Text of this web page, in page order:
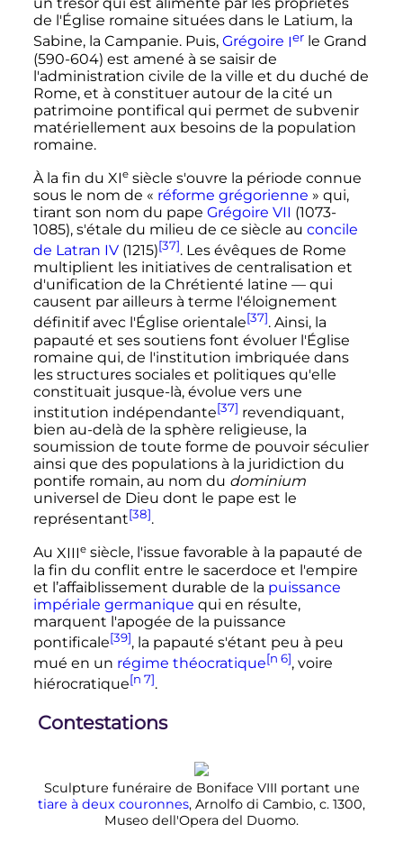
de l'Église romaine situées dans le Latium, la
Sabine, la Campanie. Puis, Grégoire Ierle Grand
(590-604) est amené à se saisir de
l'administration civile de la ville et du duché de
Rome, et à constituer autour de la cité un
patrimoine pontifical qui permet de subvenir
matériellement aux besoins de la population
romaine.
À la fin du XIe siècle s'ouvre la période connue
sous le nom de « réforme grégorienne » qui,
tirant son nom du pape Grégoire VII (1073-
1085), s'étale du milieu de ce siècle au concile
de Latran IV(1215)[37]. Les évêques de Rome
multiplient les initiatives de centralisation et
d'unification de la Chrétienté latine — qui
causent par ailleurs à terme l'éloignement
définitif avec l'Église orientale[37]. Ainsi, la
papauté et ses soutiens font évoluer l'Église
romaine qui, de l'institution imbriquée dans
les structures sociales et politiques qu'elle
constituait jusque-là, évolue vers une
institution indépendante[37] revendiquant,
bien au-delà de la sphère religieuse, la
soumission de toute forme de pouvoir séculier
ainsi que des populations à la juridiction du
pontife romain, au nom du dominium
universel de Dieu dont le pape est le
représentant[38].
Au XIIIe siècle, l'issue favorable à la papauté de
la fin du conflit entre le sacerdoce et l'empire
et l’affaiblissement durable de la puissance
impériale germanique qui en résulte,
marquent l'apogée de la puissance
pontificale[39], la papauté s'étant peu à peu
mué en un régime théocratique[n 6], voire
hiérocratique[n 7].
Contestations
Sculpture funéraire de Boniface VIII portant une
tiare à deux couronnes, Arnolfo di Cambio, c. 1300,
Museo dell'Opera del Duomo.